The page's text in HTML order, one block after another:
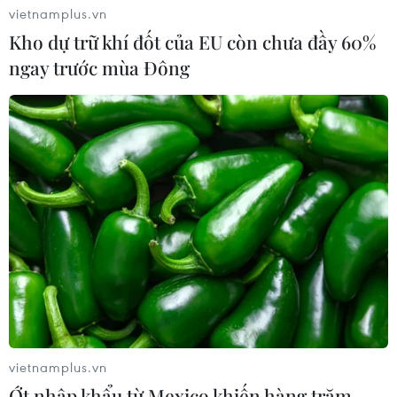
02/08/2026 09:43
Phương pháp mới giúp phát hiện
sớm bệnh Alzheimer
30/07/2026 14:27
Virus H5N1 lây lan trong quần thể
chim bản địa tại Australia
29/07/2026 11:42
UNAIDS cảnh báo nguy cơ đại dịch
HIV/AIDS bùng phát trở lại
29/07/2026 05:17
vietnamplus.vn
Kho dự trữ khí đốt của EU còn chưa đầy 60%
ngay trước mùa Đông
vietnamplus.vn